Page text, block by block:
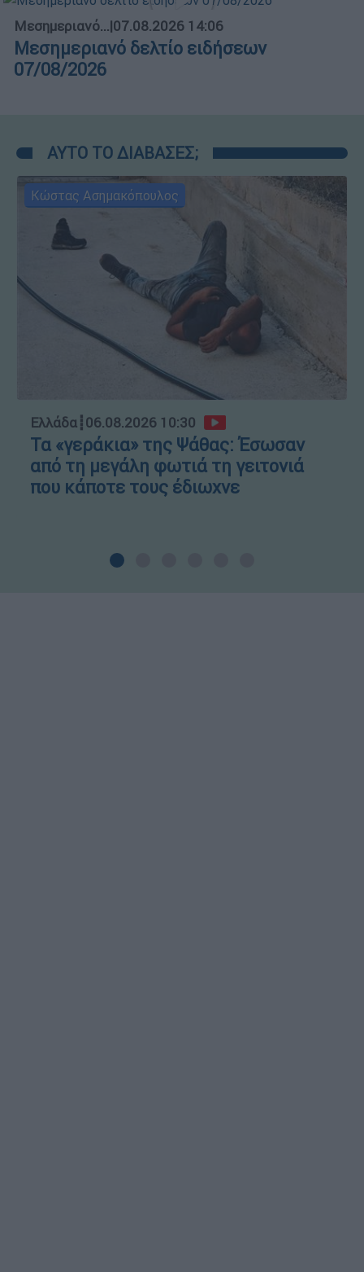
Μεσημεριανό...|07.08.2026 14:06
Μεσημεριανό δελτίο ειδήσεων
07/08/2026
ΑΥΤΟ ΤΟ ΔΙΑΒΑΣΕΣ;
Κώστας Ασημακόπουλος
Ελλάδα┋06.08.2026 10:30
Τα «γεράκια» της Ψάθας: Έσωσαν
από τη μεγάλη φωτιά τη γειτονιά
που κάποτε τους έδιωχνε